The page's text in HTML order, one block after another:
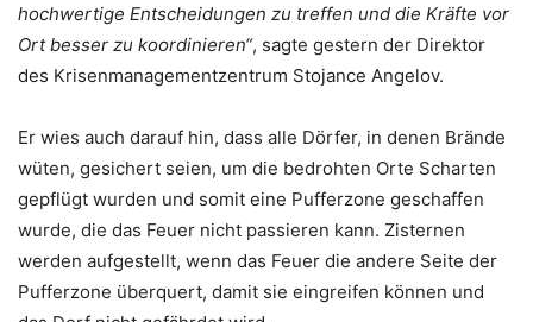
hochwertige Entscheidungen zu treffen und die Kräfte vor
Ort besser zu koordinieren“, sagte gestern der Direktor
des Krisenmanagementzentrum Stojance Angelov.
Er wies auch darauf hin, dass alle Dörfer, in denen Brände
wüten, gesichert seien, um die bedrohten Orte Scharten
gepflügt wurden und somit eine Pufferzone geschaffen
wurde, die das Feuer nicht passieren kann. Zisternen
werden aufgestellt, wenn das Feuer die andere Seite der
Pufferzone überquert, damit sie eingreifen können und